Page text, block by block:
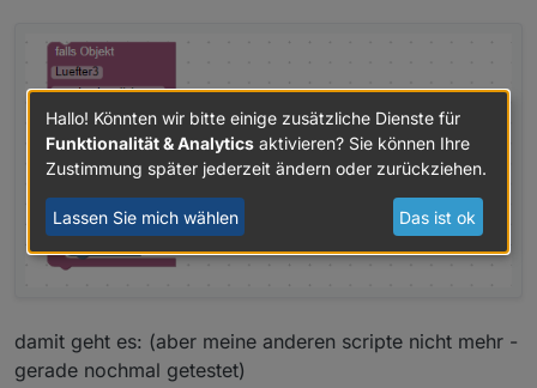
damit geht es: (aber meine anderen scripte nicht mehr -
gerade nochmal getestet)
Hallo! Könnten wir bitte einige zusätzliche Dienste für
Funktionalität & Analytics aktivieren? Sie können Ihre
Zustimmung später jederzeit ändern oder zurückziehen.
Lassen Sie mich wählen Das ist ok